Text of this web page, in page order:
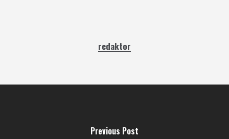
redaktor
Previous Post